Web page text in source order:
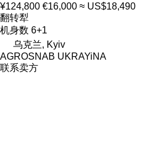
¥124,800 €16,000 ≈ US$18,490
翻转犁
机身数 6+1
乌克兰, Kyiv
AGROSNAB UKRAYiNA
联系卖方